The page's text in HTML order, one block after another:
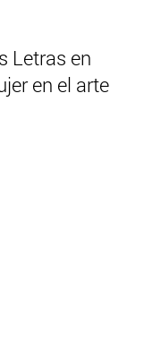
Letras en
en el arte